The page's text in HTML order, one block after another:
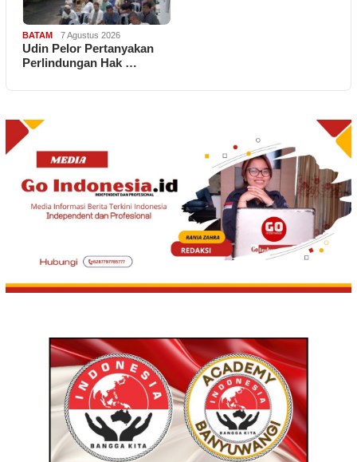
BATAM 7 Agustus 2026
Udin Pelor Pertanyakan
Perlindungan Hak …